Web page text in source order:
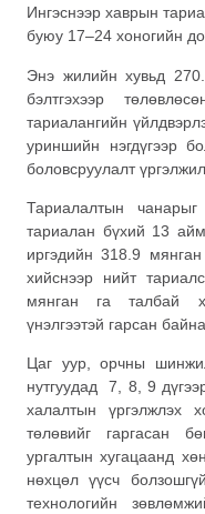
Ингэснээр хаврын
буюу 17–24 хоногийн
Энэ жилийн хувьд
бэлтгэхээр
тариалангийн
уриншийн нэгдүгээр
боловсруулалт
Тариалалтын
тариалан бүхий 13
иргэдийн 318.9
хийснээр нийт
мянган га талбай
үнэлгээтэй гарсан
Цаг уур, орчны
нутгуудад 7, 8, 9
халалтын үргэлжлэх
төлөвийг гаргасан
ургалтын хугацаанд
нөхцөл үүсч
технологийн